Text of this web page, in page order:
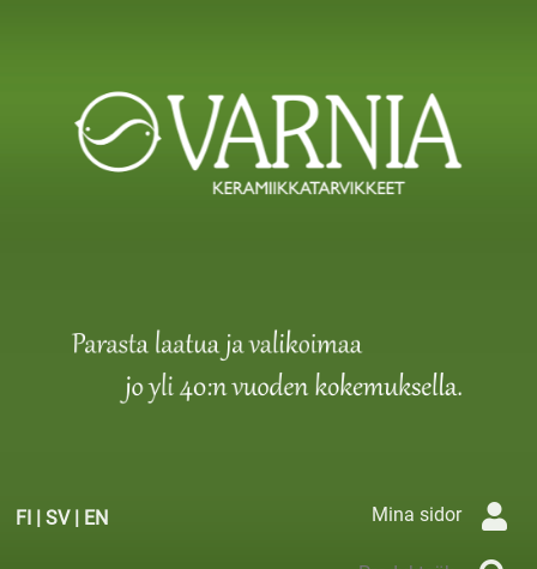
FI | SV| EN Mina sidor